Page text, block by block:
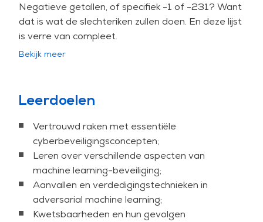
Negatieve getallen, of specifiek -1 of -231? Want
dat is wat de slechteriken zullen doen. En deze lijst
is verre van compleet.
Als toepasser van machine learning moet je net
learning-oplossingen neemt toe en daarom is
essentieel. Dit vereist niet alleen bewustzijn, maar
ook specifieke vaardigheden om je ML-applicaties
te beschermen. De cursus helpt je deze
vaardigheden te verwerven door geavanceerde
aanvallen en beschermingstechnieken uit het ML-
domein te introduceren.
Bekijk meer
Leerdoelen
Vertrouwd raken met essentiële
cyberbeveiligingsconcepten;
Leren over verschillende aspecten van
machine learning-beveiliging;
Aanvallen en verdedigingstechnieken in
adversarial machine learning;
Kwetsbaarheden en hun gevolgen